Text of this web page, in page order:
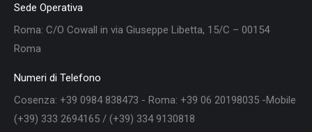
Sede Operativa
Roma: C/O Cowall in via Giuseppe Libetta, 15/C – 00154
Roma
Numeri di Telefono
Cosenza: +39 0984 838473 - Roma: +39 06 20198035 -Mobile
(+39) 333 2694165 / (+39) 334 9130818